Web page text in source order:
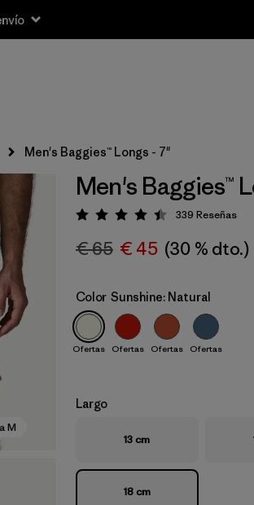
Men's Baggies™ Longs - 7"
M
Men's Baggies™
Puntuación: 4.5 / 5
339 Reseñas
€ 65 € 45 (30 % dto.)
Color Sunshine: Natural
Ofertas Ofertas Ofertas Ofertas
Largo
13 cm
18 cm